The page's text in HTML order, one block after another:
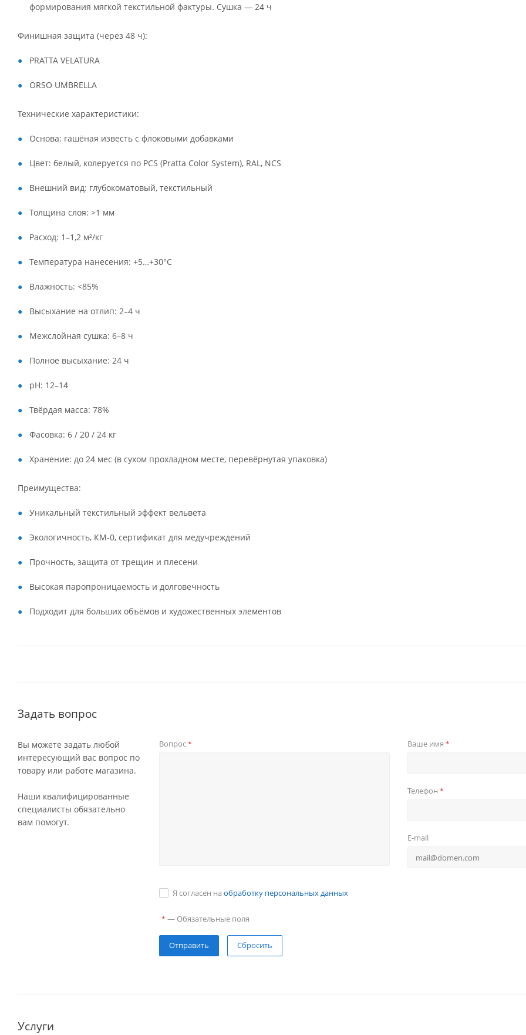
формирования мягкой текстильной фактуры. Сушка — 24 ч
Финишная защита (через 48 ч):
PRATTA VELATURA
ORSO UMBRELLA
Технические характеристики:
Основа: гашёная известь с флоковыми добавками
Цвет: белый, колеруется по PCS (Pratta Color System), RAL, NCS
Внешний вид: глубокоматовый, текстильный
Толщина слоя: >1 мм
Расход: 1–1,2 м²/кг
Температура нанесения: +5…+30°C
Влажность: <85%
Высыхание на отлип: 2–4 ч
Межслойная сушка: 6–8 ч
Полное высыхание: 24 ч
pH: 12–14
Твёрдая масса: 78%
Фасовка: 6 / 20 / 24 кг
Хранение: до 24 мес (в сухом прохладном месте, перевёрнутая упаковка)
Преимущества:
Уникальный текстильный эффект вельвета
Экологичность, КМ-0, сертификат для медучреждений
Прочность, защита от трещин и плесени
Высокая паропроницаемость и долговечность
Подходит для больших объёмов и художественных элементов
Задать вопрос
Вы можете задать любой
интересующий вас вопрос по
товару или работе магазина.
Наши квалифицированные
специалисты обязательно
вам помогут.
Вопрос* Ваше имя *
Телефон *
E-mail
Я согласен наобработку персональных данных
* — Обязательные поля
Сбросить
Услуги